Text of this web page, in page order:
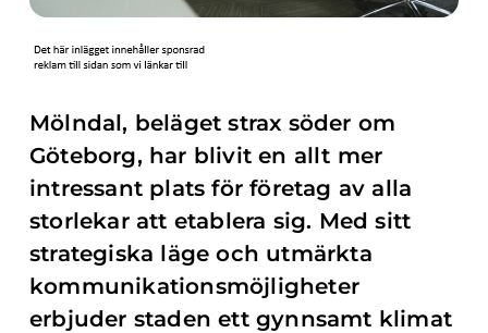
Mölndal, beläget strax söder om
Göteborg, har blivit en allt mer
intressant plats för företag av alla
storlekar att etablera sig. Med sitt
strategiska läge och utmärkta
kommunikationsmöjligheter
erbjuder staden ett gynnsamt klimat